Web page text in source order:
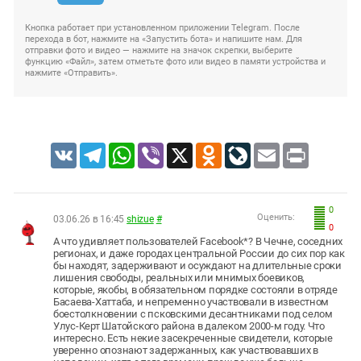
Кнопка работает при установленном приложении Telegram. После
перехода в бот, нажмите на «Запустить бота» и напишите нам. Для
отправки фото и видео — нажмите на значок скрепки, выберите
функцию «Файл», затем отметьте фото или видео в памяти устройства и
нажмите «Отправить».
VK TelegramWhatsApp
Viber X Odnoklassniki
LiveJournal
Email Print
0
0
Оценить:
03.06.26 в 16:45 shizue #
А что удивляет пользователей Facebook*? В Чечне, соседних
регионах, и даже городах центральной России до сих пор как
бы находят, задерживают и осуждают на длительные сроки
лишения свободы, реальных или мнимых боевиков,
которые, якобы, в обязательном порядке состояли в отряде
Басаева-Хаттаба, и непременно участвовали в известном
боестолкновении с псковскими десантниками под селом
Улус-Керт Шатойского района в далеком 2000-м году. Что
интересно. Есть некие засекреченные свидетели, которые
уверенно опознают задержанных, как участвовавших в